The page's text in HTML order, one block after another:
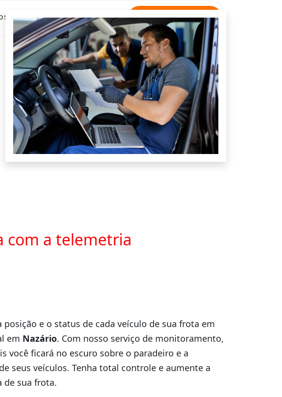
Rastreamento
BLOG CONTATO
Unidade Nazário
com a telemetria
posição e o status de cada veículo de sua frota em
em Nazário. Com nosso serviço de monitoramento,
você ficará no escuro sobre o paradeiro e a
seus veículos. Tenha total controle e aumente a
de sua frota.